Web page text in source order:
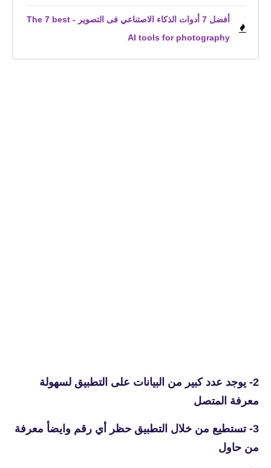
أفضل 7 أدوات الذكاء الاصتناعي فى التصوير - The 7 best
AI tools for photography
2- يوجد عدد كبير من البيانات على التطبيق لسهولة
معرفة المتصل
3- تستطيع من خلال التطبيق حظر أي رقم وايضأ معرفة
من حاول